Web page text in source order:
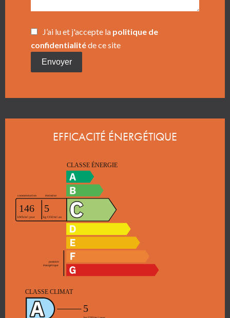
J’ai lu et j'accepte la politique de
confidentialitéde ce site
Envoyer
EFFICACITÉ ÉNERGÉTIQUE